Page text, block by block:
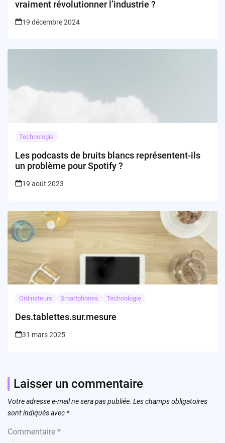
vraiment révolutionner l’industrie ?
19 décembre 2024
Technologie
Les podcasts de bruits blancs représentent-ils
un problème pour Spotify ?
19 août 2023
Ordinateurs Smartphones Technologie
Des.tablettes.sur.mesure
31 mars 2025
Laisser un commentaire
Votre adresse e-mail ne sera pas publiée. Les champs obligatoires
sont indiqués avec *
Commentaire *